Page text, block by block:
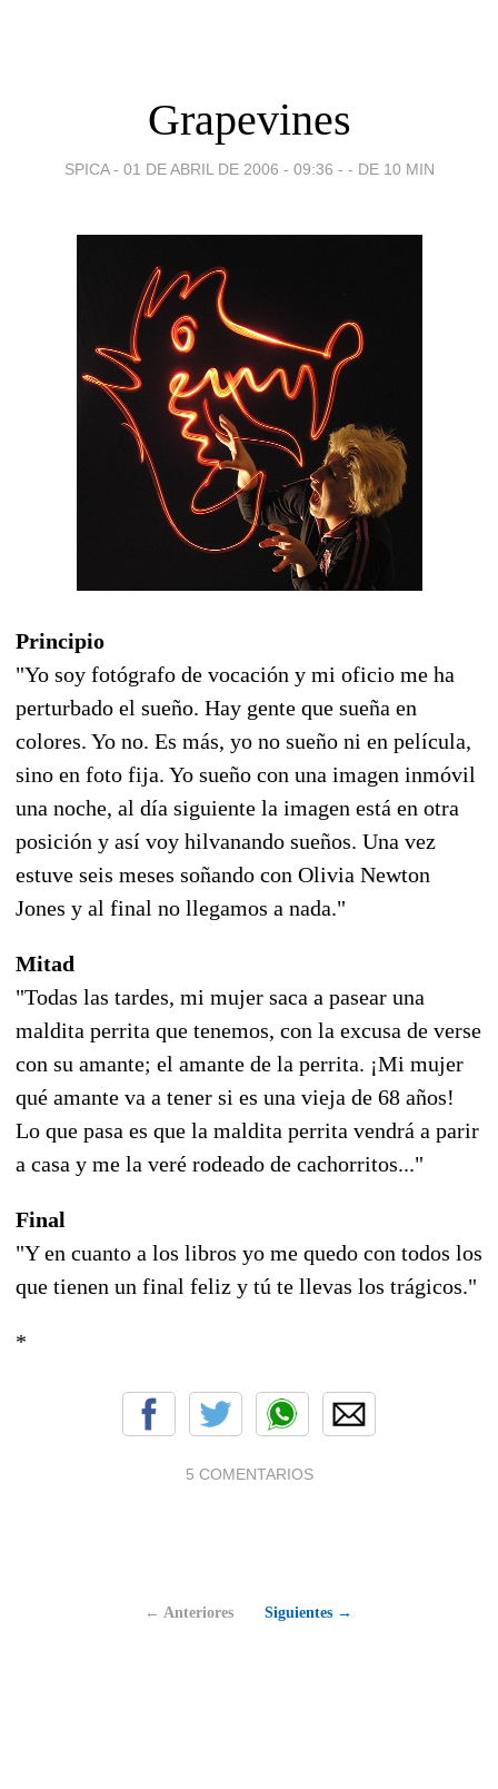
Grapevines
SPICA - 01 DE ABRIL DE 2006 - 09:36 - - DE 10 MIN
Principio
"Yo soy fotógrafo de vocación y mi oficio me ha
perturbado el sueño. Hay gente que sueña en
colores. Yo no. Es más, yo no sueño ni en película,
sino en foto fija. Yo sueño con una imagen inmóvil
una noche, al día siguiente la imagen está en otra
posición y así voy hilvanando sueños. Una vez
estuve seis meses soñando con Olivia Newton
Jones y al final no llegamos a nada."
Mitad
"Todas las tardes, mi mujer saca a pasear una
maldita perrita que tenemos, con la excusa de verse
con su amante; el amante de la perrita. ¡Mi mujer
qué amante va a tener si es una vieja de 68 años!
Lo que pasa es que la maldita perrita vendrá a parir
a casa y me la veré rodeado de cachorritos..."
Final
"Y en cuanto a los libros yo me quedo con todos los
que tienen un final feliz y tú te llevas los trágicos."
*
5 COMENTARIOS
← Anteriores Siguientes →